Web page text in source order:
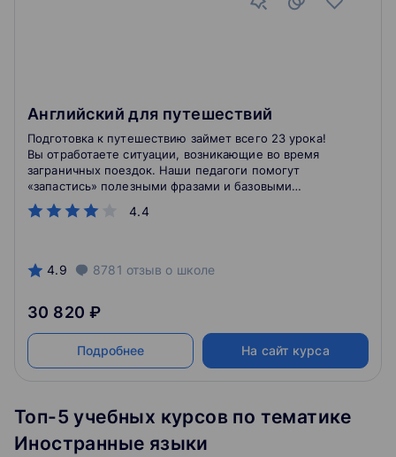
Английский для путешествий
4.4
Подготовка к путешествию займет всего 23 урока!
Вы отработаете ситуации, возникающие во время
заграничных поездок. Наши педагоги помогут
«запастись» полезными фразами и базовыми
навыками, чтобы общаться без разговорника и
заводить новых друзей.
4.9 8781 отзыв о школе
30 820 ₽
Подробнее На сайт курса
Топ-5 учебных курсов по тематике
Иностранные языки